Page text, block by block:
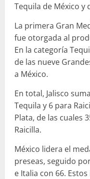
Tequila de México y
La primera Gran
fue otorgada al
En la categoría
de las nueve
a México.
En total, Jalisco
Tequila y 6 para
Plata, de las cuales
Raicilla.
México lidera el
preseas, seguido
e Italia con 66.